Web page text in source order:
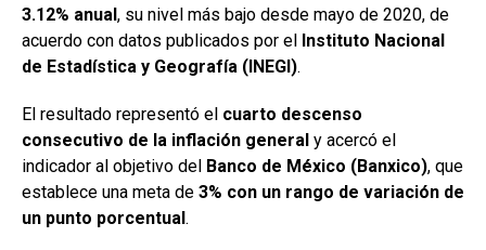
3.12% anual, su nivel más bajo desde mayo de 2020, de
acuerdo con datos publicados por el Instituto Nacional
de Estadística y Geografía (INEGI).
El resultado representó el cuarto descenso
consecutivo de la inflación general y acercó el
indicador al objetivo del Banco de México (Banxico), que
establece una meta de 3% con un rango de variación de
un punto porcentual.